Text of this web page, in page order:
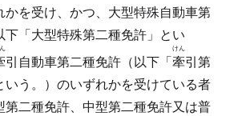
かを受け、かつ、大型特殊自動車第
下「大型特殊第二種免許」とい
引自動車第二種免許（以下「牽
けん
引第
いう。）のいずれかを受けている者
第二種免許、中型第二種免許又は普